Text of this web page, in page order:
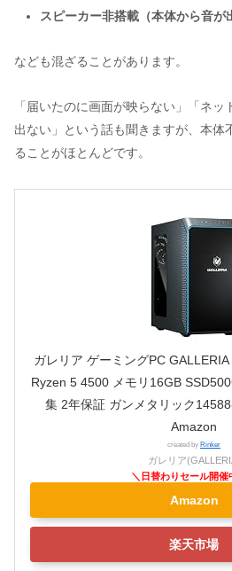
スピーカー非搭載（本体から音が
なども混ざることがあります。
「届いたのに画面が映らない」「ネ
出ない」という話も聞きますが、本体
ることがほとんどです。
ガレリア ゲーミングPC
Ryzen 5 4500 メモリ16GB
集 2年保証 ガンメタリック
Amazon
created by Rinker
ガレリア
Amazon
楽天市場